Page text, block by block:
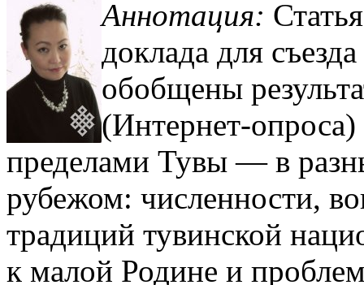
Аннотация:
доклада для
обобщены
(Интернет-
пределами Тувы — в
рубежом: численности,
традиций тувинской
к малой Родине и